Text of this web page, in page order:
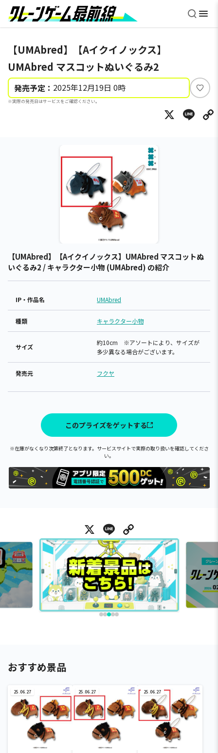
【UMAbred】【Aイクイノックス】
UMAbred マスコットぬいぐるみ2
発売予定： 2025年12月19日 0時
※実際の発売日はサービスをご確認ください。
い
ね
X
【UMAbred】【Aイクイノックス】UMAbred マスコットぬ
いぐるみ2 / キャラクター小物 (UMAbred) の紹介
IP・作品名 UMAbred
種類 キャラクター小物
サイズ
約10cm ※アソートにより、サイズが
多少異なる場合がございます。
発売元 フクヤ
このプライズをゲットする
※在庫がなくなり次第終了となります。サービスサイトで実際の取り扱いを確認してくださ
い。
X Line
おすすめ景品
25.06.27 25.06.27 25.06.27